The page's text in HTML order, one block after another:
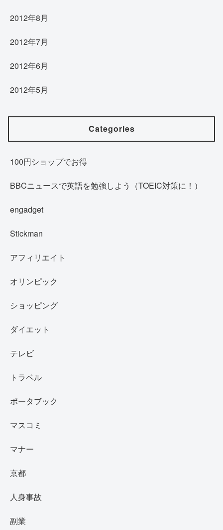
2012年8月
2012年7月
2012年6月
2012年5月
Categories
100円ショップでお得
BBCニュースで英語を勉強しよう（TOEIC対策に！）
engadget
Stickman
アフィリエイト
オリンピック
ショッピング
ダイエット
テレビ
トラベル
ポータブック
マスコミ
マナー
京都
人身事故
副業